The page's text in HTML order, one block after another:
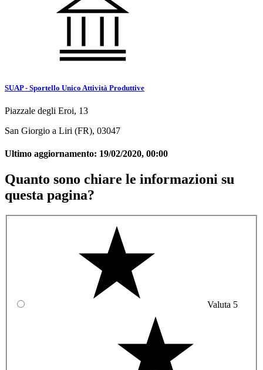
SUAP - Sportello Unico Attività Produttive
Piazzale degli Eroi, 13
San Giorgio a Liri (FR), 03047
Ultimo aggiornamento: 19/02/2020, 00:00
Quanto sono chiare le informazioni su
questa pagina?
Valuta 5